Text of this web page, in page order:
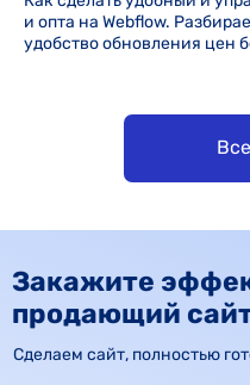
и опта на Webflow.
удобство обновления цен
Закажите
продающий
Сделаем сайт, полностью